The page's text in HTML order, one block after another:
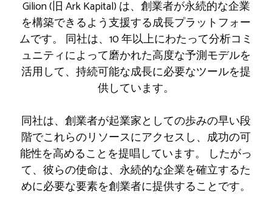
Gilion (旧 Ark Kapital) は、創業者が永続的な企業
を構築できるよう支援する成長プラットフォー
ムです。 同社は、10 年以上にわたって分析コミ
ュニティによって磨かれた高度な予測モデルを
活用して、持続可能な成長に必要なツールを提
供しています。
同社は、創業者が起業家としての歩みの早い段
階でこれらのリソースにアクセスし、成功の可
能性を高めることを提唱しています。 したがっ
て、彼らの使命は、永続的な企業を確立するた
めに必要な要素を創業者に提供することです。